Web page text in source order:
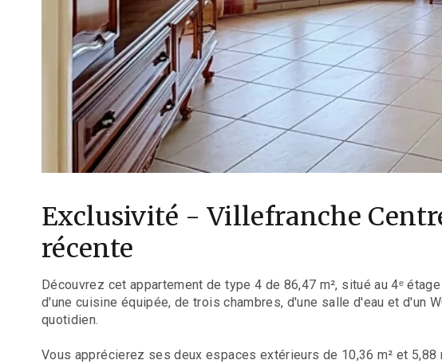
Exclusivité - Villefranche
récente
Découvrez cet appartement de type 4 de 86,47 m², situé au 4ᵉ
d'une cuisine équipée, de trois chambres, d'une salle d'eau et d'un
quotidien.
Vous apprécierez ses deux espaces extérieurs de 10,36 m² et